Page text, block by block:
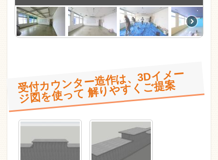
受付
カ
ウ
ン
ター造作
は、3D
イ
メー
ジ図
を使
っ
て 解
り
や
す
く
ご提案